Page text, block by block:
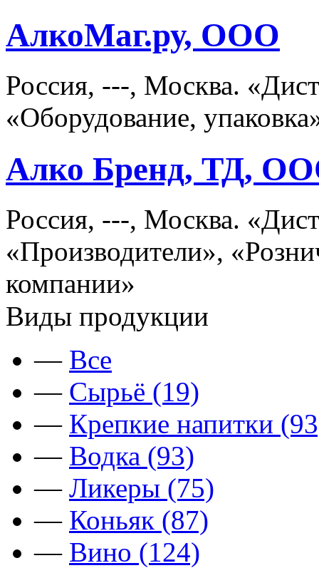
АлкоМаг.ру, ООО
Россия, ---, Москва.
«Оборудование,
Алко Бренд, ТД,
Россия, ---, Москва.
«Производители»,
компании»
Виды продукции
— Все
— Сырьё (19)
— Крепкие напитки
— Водка (93)
— Ликеры (75)
— Коньяк (87)
— Вино (124)